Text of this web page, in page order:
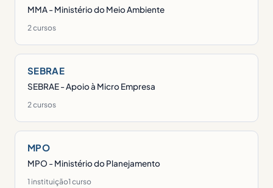
MMA - Ministério do Meio Ambiente
2 cursos
SEBRAE
SEBRAE - Apoio à Micro Empresa
2 cursos
MPO
MPO - Ministério do Planejamento
1 instituição1 curso